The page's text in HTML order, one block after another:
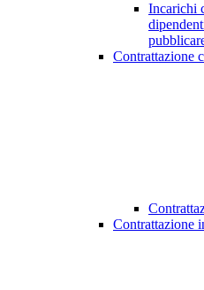
Incarichi
Contrattazione
Contrattazione